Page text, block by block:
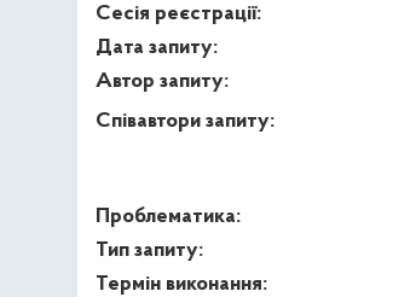
Сесія реєстрації:
Дата запиту:
Автор запиту:
Співавтори запиту:
Проблематика:
Тип запиту:
Термін виконання: